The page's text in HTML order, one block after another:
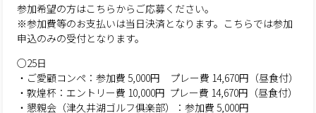
参加希望の方はこちらからご応募ください。
※参加費等のお支払いは当日決済となります。こちらでは参加
申込のみの受付となります。
○25日
・ご愛顧コンペ：参加費 5,000円 プレー費 14,670円（昼食付）
・敦煌杯：エントリー費 10,000円 プレー費 14,670円（昼食付）
・懇親会（津久井湖ゴルフ俱楽部）：参加費 5,000円